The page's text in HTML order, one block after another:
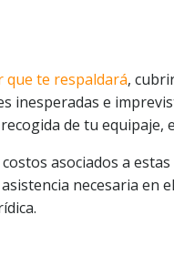
te respaldará,
inesperadas e
de tu equipaje,
asociados a
necesaria en